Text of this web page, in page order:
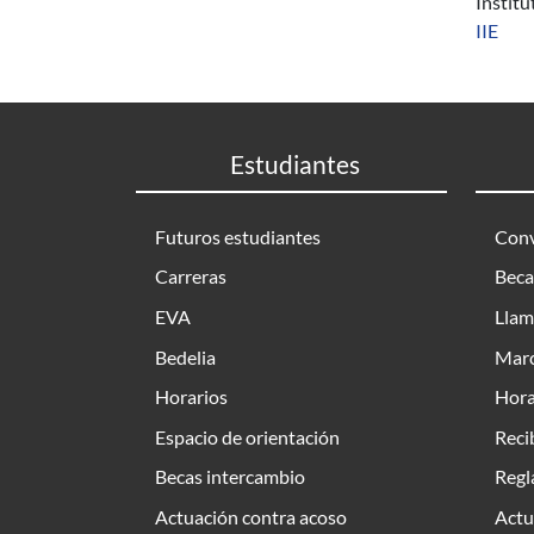
IIE
Estudiantes
Futuros estudiantes
Carreras
EVA
Bedelia
Horarios
Espacio de orientación
Becas intercambio
Actuación contra acoso